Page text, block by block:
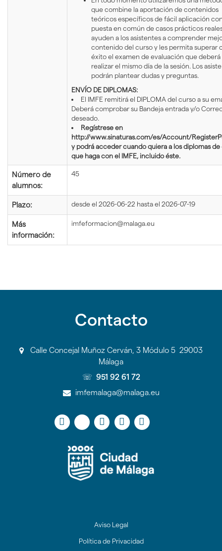
que combine la aportación de contenidos
teóricos específicos de fácil aplicación
puesta en común de casos prácticos
ayuden a los asistentes a comprender
contenido del curso y les permita superar
éxito el examen de evaluación que deberá
realizar el mismo día de la sesión. Los
podrán plantear dudas y preguntas.
ENVÍO DE DIPLOMAS:
El IMFE remitirá el DIPLOMA del curso a su
Deberá comprobar su Bandeja entrada y/o
deseado.
Regístrese en
http://www.sinaturas.com/es/Account/
y podrá acceder cuando quiera a los diplomas de
que haga con el IMFE, incluido éste.
Número de
alumnos:
45
Plazo: desde el 2026-06-22 hasta el 2026-07-19
Más
información:
imfeformacion@malaga.eu
Contacto
Calle Concejal Muñoz Cerván, 3 Módulo 5 29003
Málaga
☏ 951 92 61 72
imfemalaga@malaga.eu
Icono
Icono
facebook
Icono
Icono
twitter
Icono
Icono
Linkedin
Icono
Icono
youtube
Icono
Icono
Aviso Legal
Política de Privacidad